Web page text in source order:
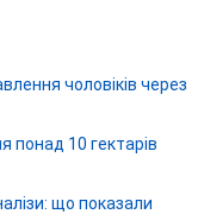
чоловіків через
понад 10 гектарів
що показали